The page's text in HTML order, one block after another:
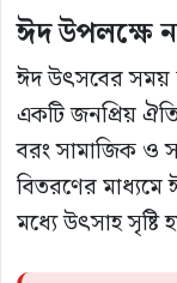
ঈদ উপলক্ষে
ঈদ উৎসবের সময়
একটি জনপ্রিয়
বরং সামাজিক ও
বিতরণের
মধ্যে উৎসাহ সৃষ্টি